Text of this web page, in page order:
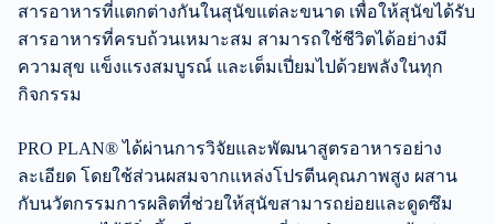
สารอาหารที่แตกต่างกันในสุนัขแต่ละขนาด เพื่อให้สุนัขได้รับ
สารอาหารที่ครบถ้วนเหมาะสม สามารถใช้ชีวิตได้อย่างมี
ความสุข แข็งแรงสมบูรณ์ และเต็มเปี่ยมไปด้วยพลังในทุก
กิจกรรม
PRO PLAN® ได้ผ่านการวิจัยและพัฒนาสูตรอาหารอย่าง
ละเอียด โดยใช้ส่วนผสมจากแหล่งโปรตีนคุณภาพสูง ผสาน
กับนวัตกรรมการผลิตที่ช่วยให้สุนัขสามารถย่อยและดูดซึม